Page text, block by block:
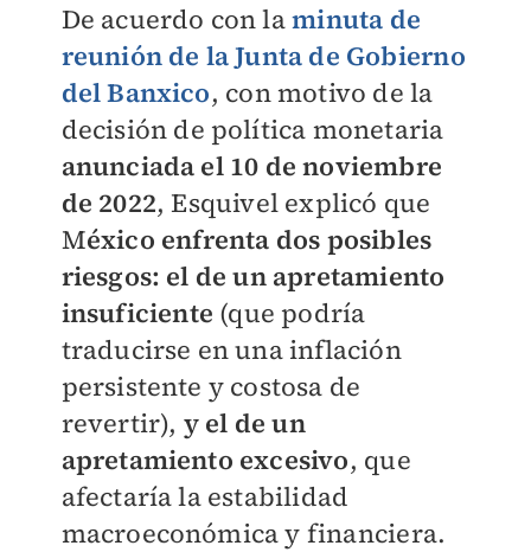
De acuerdo con laminuta de
reunión de la Junta de Gobierno
del Banxico, con motivo de la
decisión de política monetaria
anunciada el 10 de noviembre
de 2022, Esquivel explicó que
México enfrenta dos posibles
riesgos: el de un apretamiento
insuficiente (que podría
traducirse en una inflación
persistente y costosa de
revertir), y el de un
apretamiento excesivo, que
afectaría la estabilidad
macroeconómica y financiera.